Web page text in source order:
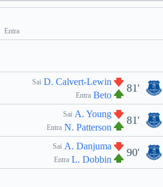
Entra
81'
Sai D. Calvert-Lewin
Entra Beto
81'
Sai A. Young
Entra N. Patterson
90'
Sai A. Danjuma
Entra L. Dobbin